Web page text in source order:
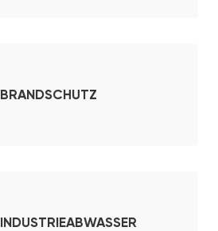
BRANDSCHUTZ
INDUSTRIEABWASSER